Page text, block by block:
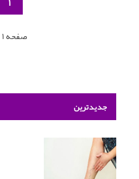
صفحه 1 از 1
جدیدترین